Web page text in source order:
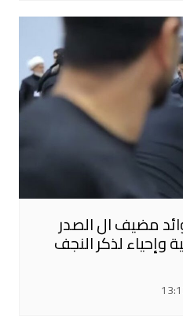
مضيف ال الصدر
وإحياء لذكر النجف